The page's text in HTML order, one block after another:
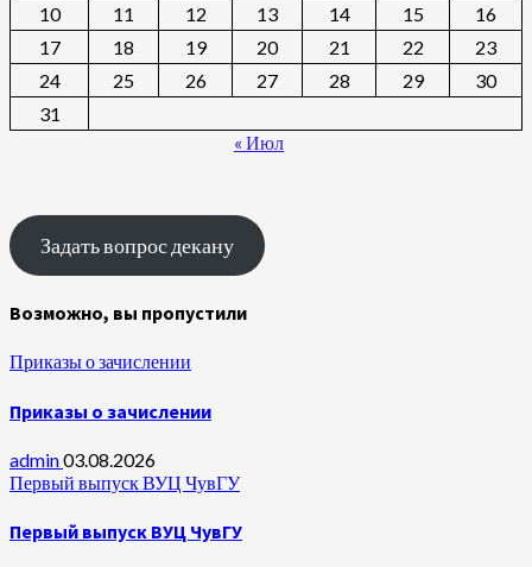
10
11 12 13 14 15
16
17
18 19 20 21 22
23
24
25 26 27 28 29
30
31
« Июл
Задать вопрос декану
Возможно, вы пропустили
Приказы о зачислении
Приказы о зачислении
admin03.08.2026
Первый выпуск ВУЦ ЧувГУ
Первый выпуск ВУЦ ЧувГУ